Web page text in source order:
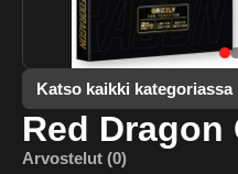
Katso kaikki kategoriassa
Red Dragon
Arvostelut (0)